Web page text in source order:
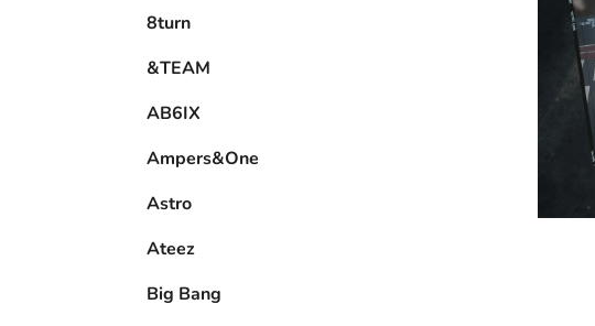
8turn
&TEAM
AB6IX
Ampers&One
Astro
Ateez
Big Bang